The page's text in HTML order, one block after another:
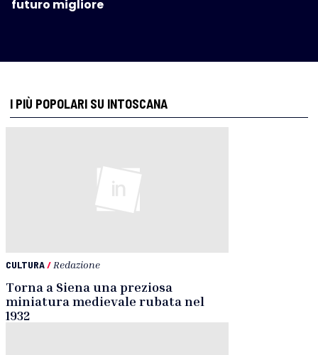
futuro migliore
I PIÙ POPOLARI SU INTOSCANA
CULTURA/ Redazione
Torna a Siena una preziosa
miniatura medievale rubata nel
1932